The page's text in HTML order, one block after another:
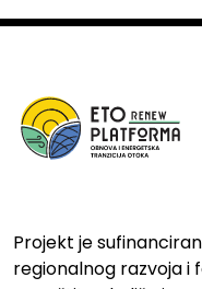
Projekt je
regionalnog razvoja i